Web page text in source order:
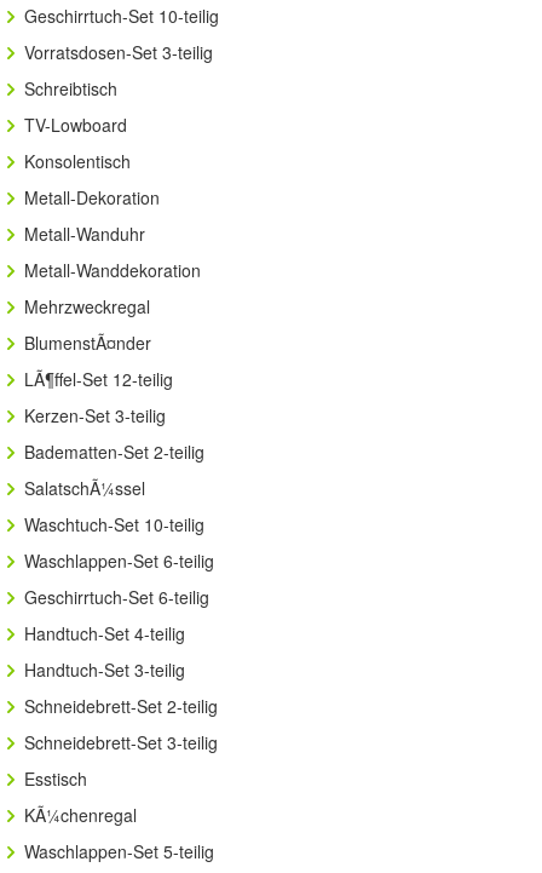
Geschirrtuch-Set 10-teilig
Vorratsdosen-Set 3-teilig
Schreibtisch
TV-Lowboard
Konsolentisch
Metall-Dekoration
Metall-Wanduhr
Metall-Wanddekoration
Mehrzweckregal
BlumenstÃ¤nder
LÃ¶ffel-Set 12-teilig
Kerzen-Set 3-teilig
Badematten-Set 2-teilig
SalatschÃ¼ssel
Waschtuch-Set 10-teilig
Waschlappen-Set 6-teilig
Geschirrtuch-Set 6-teilig
Handtuch-Set 4-teilig
Handtuch-Set 3-teilig
Schneidebrett-Set 2-teilig
Schneidebrett-Set 3-teilig
Esstisch
KÃ¼chenregal
Waschlappen-Set 5-teilig